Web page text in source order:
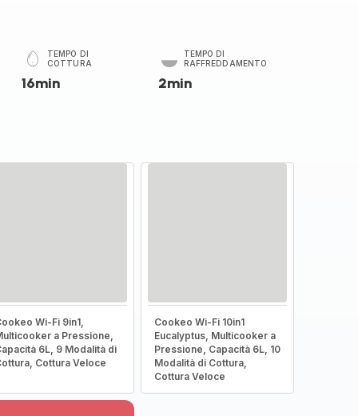
TEMPO DI
COTTURA
16min
TEMPO DI
RAFFREDDAMENTO
2min
Wi-Fi 9in1,
a Pressione,
6L, 9 Modalità di
Cottura Veloce
Cookeo Wi-Fi 10in1
Eucalyptus, Multicooker a
Pressione, Capacità 6L, 10
Modalità di Cottura,
Cottura Veloce